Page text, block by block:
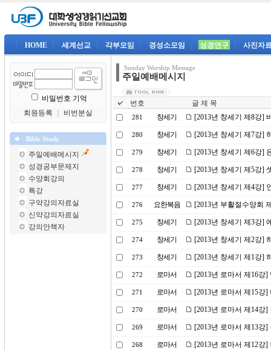
HOME 세계선교 각부모임 경성소모임 성경연구 사진자
비밀번호 기억
회원등록
비번분실
Bible Study
주일예배메시지
성경공부문제지
수양회강의
특강
구약강의자료실
신약강의자료실
강의안책자
Sunday Worship Message
주일예배메시지
번호 글 제 목
281 창세기 [2013년 창세기 제8강]
280 창세기 [2013년 창세기 제7강]
279 창세기 [2013년 창세기 제6강]
278 창세기 [2013년 창세기 제5강]
277 창세기 [2013년 창세기 제4강]
276 요한복음 [2013년 부활절수양회
275 창세기 [2013년 창세기 제3강]
274 창세기 [2013년 창세기 제2강]
273 창세기 [2013년 창세기 제1강]
272 로마서 [2013년 로마서 제16강
271 로마서 [2013년 로마서 제15강
270 로마서 [2013년 로마서 제14강
269 로마서 [2013년 로마서 제13강
268 로마서 [2013년 로마서 제12강